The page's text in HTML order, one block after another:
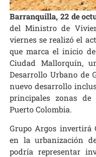
Barranquilla, 22 de
del Ministro de
viernes se realizó el
que marca el inicio
Ciudad Mallorquín,
Desarrollo Urbano de
nuevo desarrollo
principales zonas
Puerto Colombia.
Grupo Argos invertirá
en la urbanización
podría representar